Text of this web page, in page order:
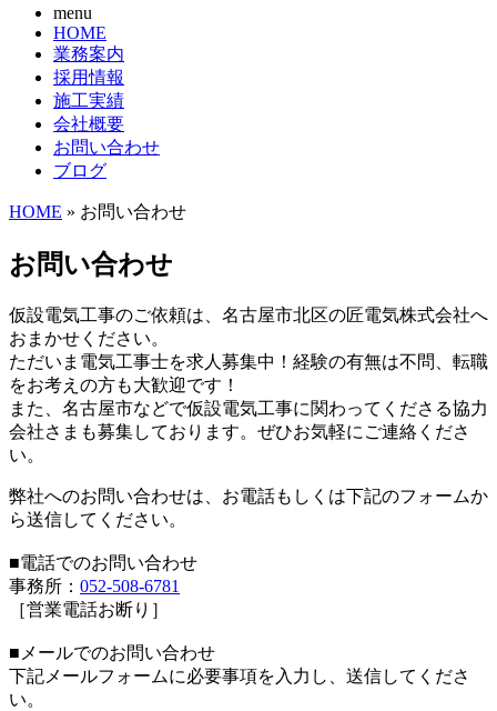
menu
HOME
業務案内
採用情報
施工実績
会社概要
お問い合わせ
ブログ
HOME » お問い合わせ
お問い合わせ
仮設電気工事のご依頼は、名古屋市北区の匠電気株式会社へ
おまかせください。
ただいま電気工事士を求人募集中！経験の有無は不問、転職
をお考えの方も大歓迎です！
また、名古屋市などで仮設電気工事に関わってくださる協力
会社さまも募集しております。ぜひお気軽にご連絡くださ
い。
弊社へのお問い合わせは、お電話もしくは下記のフォームか
ら送信してください。
■電話でのお問い合わせ
事務所： 052-508-6781
［営業電話お断り］
■メールでのお問い合わせ
下記メールフォームに必要事項を入力し、送信してくださ
い。